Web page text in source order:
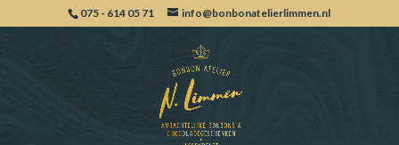
075 - 614 05 71 info@bonbonatelierlimmen.nl